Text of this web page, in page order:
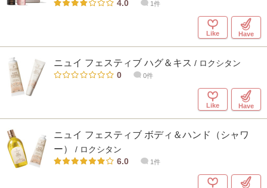
4.0
1件
Like Have
ニュイ フェスティブ ハグ＆キス / ロクシタン
0
0件
Like Have
ニュイ フェスティブ ボディ＆ハンド（シャワ
ー） / ロクシタン
6.0
1件